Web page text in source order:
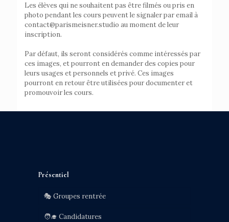
Les élèves qui ne souhaitent pas être filmés ou pris en
photo pendant les cours peuvent le signaler par email à
contact@parismeisner.studio au moment de leur
inscription.
Par défaut, ils seront considérés comme intéressés par
ces images, et pourront en demander des copies pour
leurs usages et personnels et privé. Ces images
pourront en retour être utilisées pour documenter et
promouvoir les cours.
Présentiel
🎭 Groupes rentrée
🧑‍🎓 Candidatures